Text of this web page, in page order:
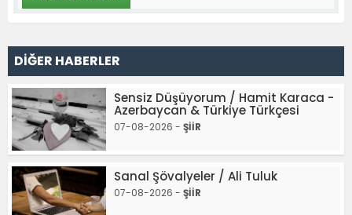
DİĞER HABERLER
Sensiz Düşüyorum / Hamit Karaca -
Azerbaycan & Türkiye Türkçesi
07-08-2026 - ŞİİR
Sanal Şövalyeler / Ali Tuluk
07-08-2026 - ŞİİR